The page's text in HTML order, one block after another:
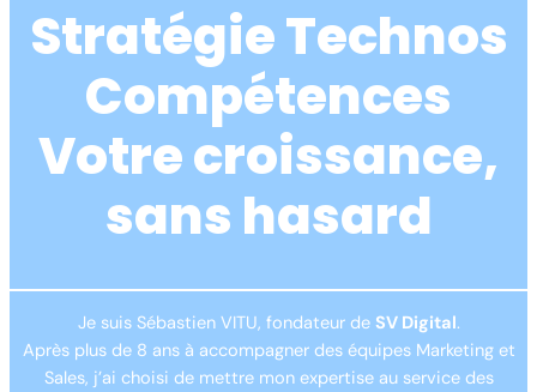
Stratégie Technos
Compétences
Votre croissance,
sans hasard
Je suis Sébastien VITU, fondateur de SV Digital.
Après plus de 8 ans à accompagner des équipes Marketing et
Sales, j’ai choisi de mettre mon expertise au service des